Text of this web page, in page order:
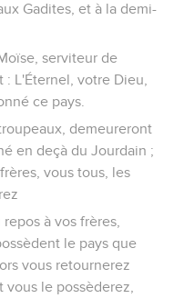
Gadites, et à la demi-
serviteur de
L'Éternel, votre Dieu,
ce pays.
demeureront
en deçà du Jourdain ;
vous tous, les
à vos frères,
le pays que
vous retournerez
vous le possèderez,